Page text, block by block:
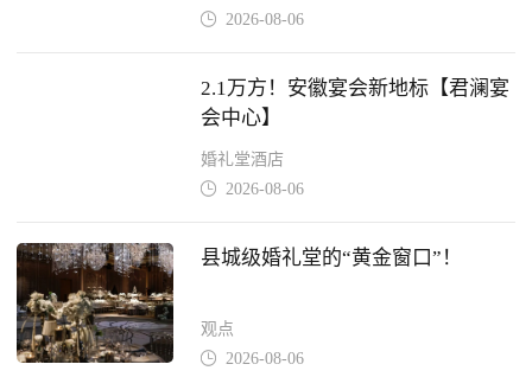
 2026-08-06
2.1万方！安徽宴会新地标【君澜宴
会中心】
婚礼堂酒店
 2026-08-06
县城级婚礼堂的“黄金窗口”！
观点
 2026-08-06